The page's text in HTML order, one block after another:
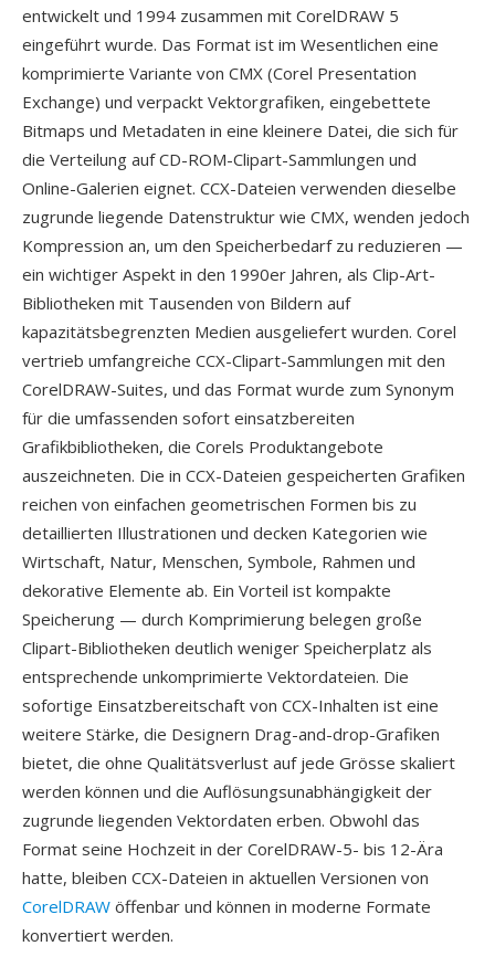
entwickelt und 1994 zusammen mit CorelDRAW 5
eingeführt wurde. Das Format ist im Wesentlichen eine
komprimierte Variante von CMX (Corel Presentation
Exchange) und verpackt Vektorgrafiken, eingebettete
Bitmaps und Metadaten in eine kleinere Datei, die sich für
die Verteilung auf CD-ROM-Clipart-Sammlungen und
Online-Galerien eignet. CCX-Dateien verwenden dieselbe
zugrunde liegende Datenstruktur wie CMX, wenden jedoch
Kompression an, um den Speicherbedarf zu reduzieren —
ein wichtiger Aspekt in den 1990er Jahren, als Clip-Art-
Bibliotheken mit Tausenden von Bildern auf
kapazitätsbegrenzten Medien ausgeliefert wurden. Corel
vertrieb umfangreiche CCX-Clipart-Sammlungen mit den
CorelDRAW-Suites, und das Format wurde zum Synonym
für die umfassenden sofort einsatzbereiten
Grafikbibliotheken, die Corels Produktangebote
auszeichneten. Die in CCX-Dateien gespeicherten Grafiken
reichen von einfachen geometrischen Formen bis zu
detaillierten Illustrationen und decken Kategorien wie
Wirtschaft, Natur, Menschen, Symbole, Rahmen und
dekorative Elemente ab. Ein Vorteil ist kompakte
Speicherung — durch Komprimierung belegen große
Clipart-Bibliotheken deutlich weniger Speicherplatz als
entsprechende unkomprimierte Vektordateien. Die
sofortige Einsatzbereitschaft von CCX-Inhalten ist eine
weitere Stärke, die Designern Drag-and-drop-Grafiken
bietet, die ohne Qualitätsverlust auf jede Grösse skaliert
werden können und die Auflösungsunabhängigkeit der
zugrunde liegenden Vektordaten erben. Obwohl das
Format seine Hochzeit in der CorelDRAW-5- bis 12-Ära
hatte, bleiben CCX-Dateien in aktuellen Versionen von
CorelDRAW öffenbar und können in moderne Formate
konvertiert werden.